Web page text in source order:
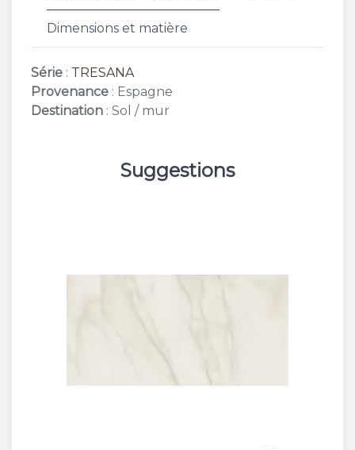
Dimensions et matière
Série : TRESANA
Provenance : Espagne
Destination : Sol / mur
Suggestions